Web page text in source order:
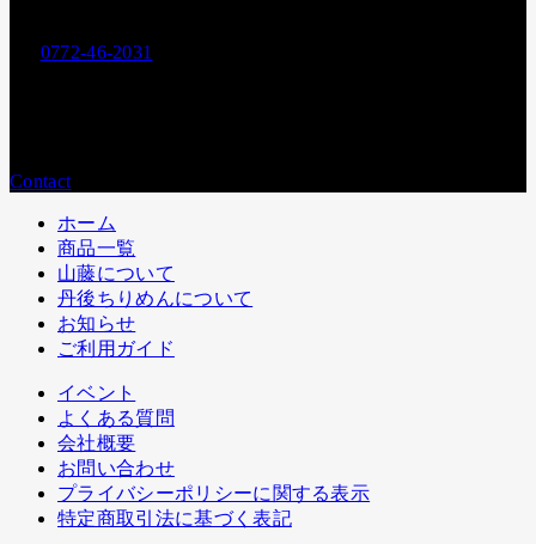
0772-46-2031
Contact
ホーム
商品一覧
山藤について
丹後ちりめんについて
お知らせ
ご利用ガイド
イベント
よくある質問
会社概要
お問い合わせ
プライバシーポリシーに関する表示
特定商取引法に基づく表記